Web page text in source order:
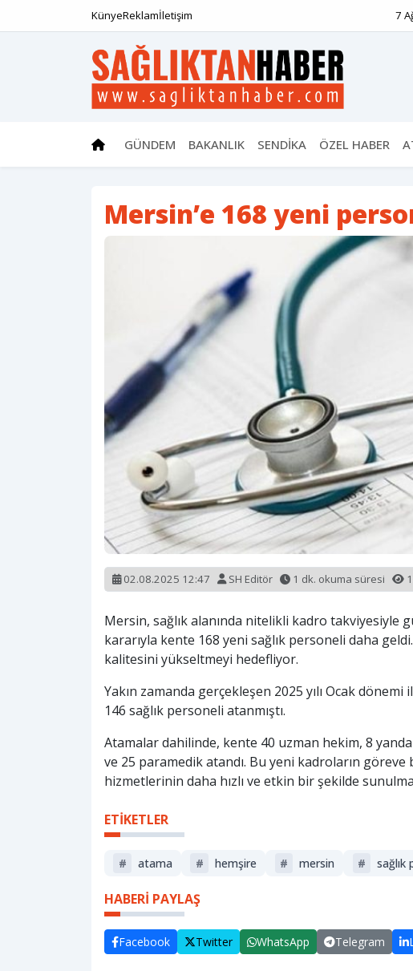
KünyeReklamİletişim 7
GÜNDEM BAKANLIK SENDİKA ÖZEL HABER
Mersin’e 168 yeni
02.08.2025 12:47 SH Editör 1 dk. okuma süresi
Mersin, sağlık alanında nitelikli kadro takviyesiyle
kararıyla kente 168 yeni sağlık personeli daha
kalitesini yükseltmeyi hedefliyor.
Yakın zamanda gerçekleşen 2025 yılı Ocak
146 sağlık personeli atanmıştı.
Atamalar dahilinde, kente 40 uzman hekim, 8
ve 25 paramedik atandı. Bu yeni kadroların göreve
hizmetlerinin daha hızlı ve etkin bir şekilde
ETİKETLER
# atama # hemşire # mersin # sağlık
HABERİ PAYLAŞ
Facebook Twitter WhatsApp Telegram